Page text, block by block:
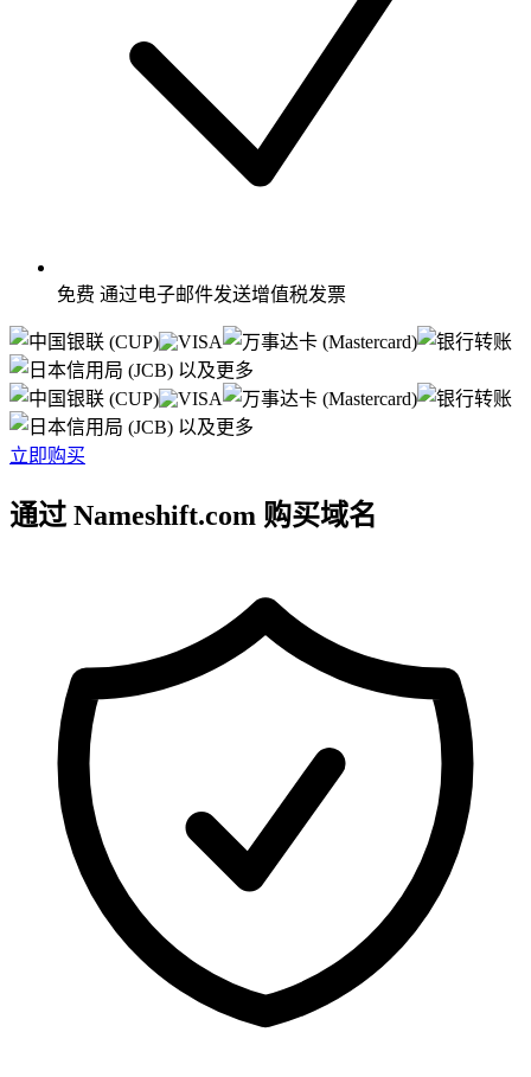
免费 通过电子邮件发送增值税发票
以及更多
以及更多
立即购买
通过 Nameshift.com 购买域名